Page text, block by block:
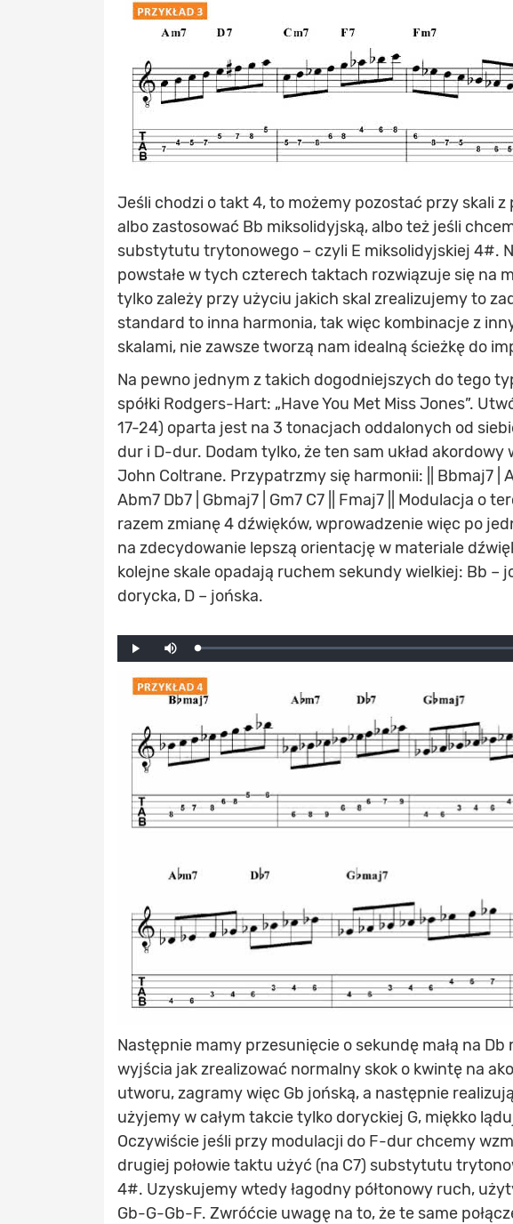
Jeśli chodzi o takt 4, to możemy pozostać przy skali
albo zastosować Bb miksolidyjską, albo też jeśli
substytutu trytonowego – czyli E miksolidyjskiej 4#.
powstałe w tych czterech taktach rozwiązuje się na
tylko zależy przy użyciu jakich skal zrealizujemy to
standard to inna harmonia, tak więc kombinacje z
skalami, nie zawsze tworzą nam idealną ścieżkę do
Na pewno jednym z takich dogodniejszych do tego
spółki Rodgers-Hart: „Have You Met Miss Jones”.
17-24) oparta jest na 3 tonacjach oddalonych od
dur i D-dur. Dodam tylko, że ten sam układ akordowy
John Coltrane. Przypatrzmy się harmonii: || Bbmaj7 |
Abm7 Db7 | Gbmaj7 | Gm7 C7 || Fmaj7 || Modulacja o
razem zmianę 4 dźwięków, wprowadzenie więc po
na zdecydowanie lepszą orientację w materiale
kolejne skale opadają ruchem sekundy wielkiej: Bb –
dorycka, D – jońska.
Play
Loaded:
Progress:
0%
Następnie mamy przesunięcie o sekundę małą na
wyjścia jak zrealizować normalny skok o kwintę na
utworu, zagramy więc Gb jońską, a następnie
użyjemy w całym takcie tylko doryckiej G, miękko
Oczywiście jeśli przy modulacji do F-dur chcemy
drugiej połowie taktu użyć (na C7) substytutu
4#. Uzyskujemy wtedy łagodny półtonowy ruch,
Gb-G-Gb-F. Zwróćcie uwagę na to, że te same